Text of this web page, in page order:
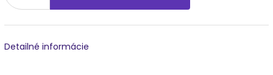
Detailné informácie